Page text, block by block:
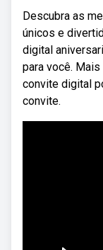
Descubra as
únicos e
digital
para você.
convite digital
convite.